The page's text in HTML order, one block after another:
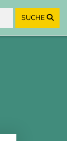
SUCHE